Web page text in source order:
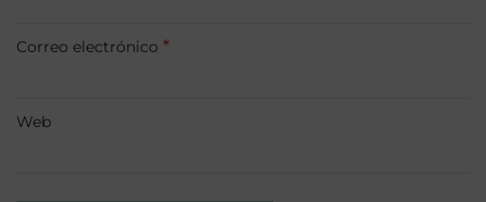
Correo electrónico *
Web